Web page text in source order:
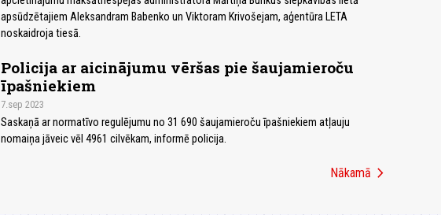
apsūdzētajiem Aleksandram Babenko un Viktoram Krivošejam, aģentūra LETA
noskaidroja tiesā.
Policija ar aicinājumu vēršas pie šaujamieroču
īpašniekiem
7.sep 2023
Saskaņā ar normatīvo regulējumu no 31 690 šaujamieroču īpašniekiem atļauju
nomaiņa jāveic vēl 4961 cilvēkam, informē policija.
Nākamā chevron_right